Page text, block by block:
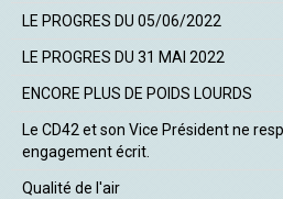
LE PROGRES DU 05/06/2022
LE PROGRES DU 31 MAI 2022
ENCORE PLUS DE POIDS LOURDS
Le CD42 et son Vice Président ne
engagement écrit.
Qualité de l'air